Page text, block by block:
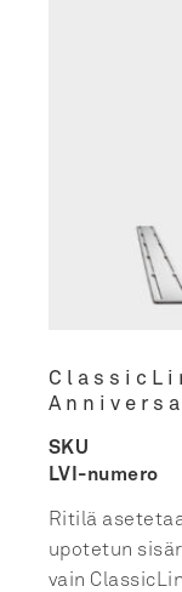
SKU
LVI-numero
Ritilä
upotetun
vain